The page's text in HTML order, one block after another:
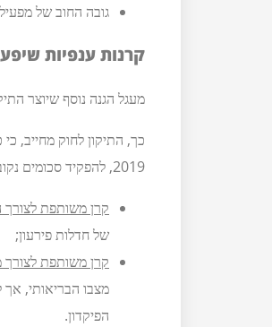
גובה החוב של
קרנות ענפיות
מעגל הגנה נוסף שיוצר
כך, התיקון לחוק מחייב,
2019, להפקיד סכומים נקובים בשתי קרנות ענפיות ייעודיות, שתנוהלנה בידי האפוטרופוס הכללי:
קרן משותפת לצורך
של חדלות פירעון;
קרן משותפת לצורך
מצבו הבריאותי, אך
הפיקדון.